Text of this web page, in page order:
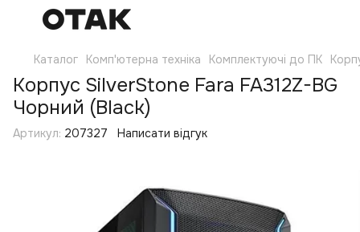
Каталог Комп'ютерна техніка Комплектуючі до ПК
Корпус SilverStone Fara FA312Z-BG
Чорний (Black)
Артикул: 207327 Написати відгук